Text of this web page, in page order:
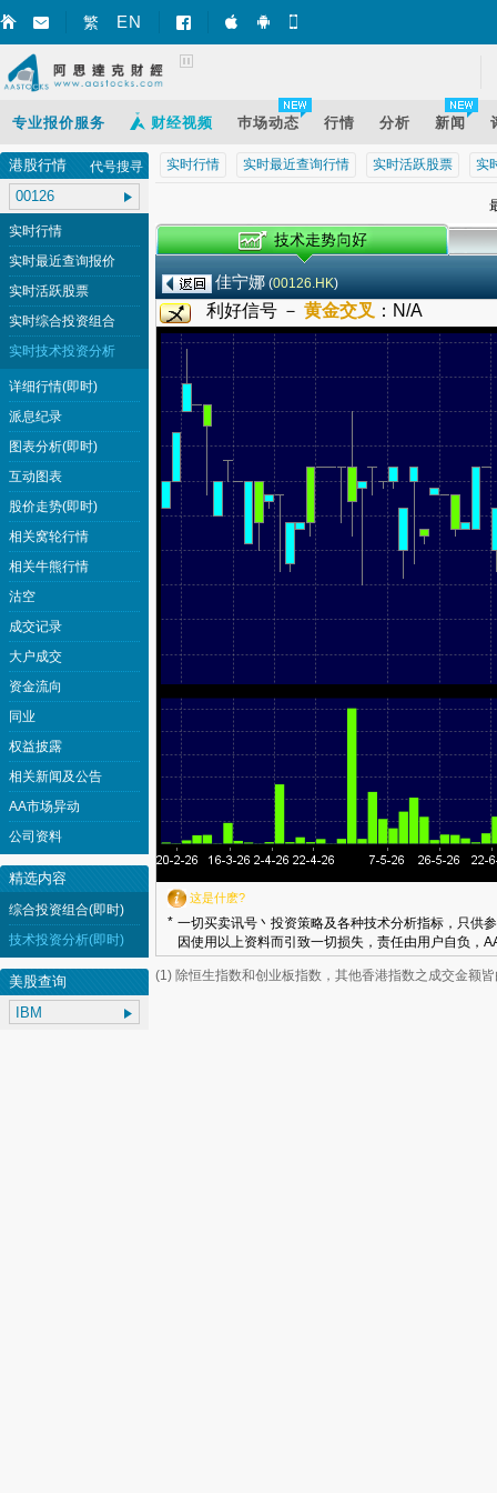
繁 EN 智财迅 (iPhone)
智财迅 (Android)
专业报价服务 财经视频 巿场动态 行情 分析 新闻
实时行情 实时最近查询行情 实时活跃股票 实
佳宁娜 (00126.HK)
利好信号 － 黄金交叉 ： N/A
这是什麽?
* 一切买卖讯号丶投资策略及各种技术分析指标，只供
因使用以上资料而引致一切损失，责任由用户自负，
(1) 除恒生指数和创业板指数，其他香港指数之成交金额
港股行情 代号搜寻
实时行情
实时最近查询报价
实时活跃股票
实时综合投资组合
实时技术投资分析
详细行情(即时)
派息纪录
图表分析(即时)
互动图表
股价走势(即时)
相关窝轮行情
相关牛熊行情
沽空
成交记录
大户成交
资金流向
同业
权益披露
相关新闻及公告
AA市场异动
公司资料
精选内容
综合投资组合(即时)
技术投资分析(即时)
美股查询